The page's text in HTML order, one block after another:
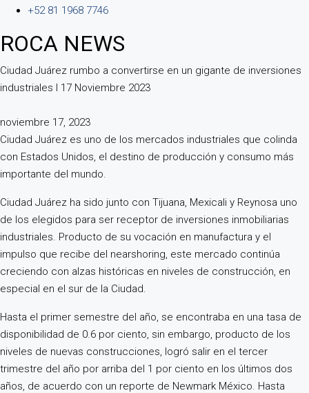
+52 81 1968 7746
ROCA NEWS
Ciudad Juárez rumbo a convertirse en un gigante de inversiones
industriales I 17 Noviembre 2023
noviembre 17, 2023
Ciudad Juárez es uno de los mercados industriales que colinda
con Estados Unidos, el destino de producción y consumo más
importante del mundo.
Ciudad Juárez ha sido junto con Tijuana, Mexicali y Reynosa uno
de los elegidos para ser receptor de inversiones inmobiliarias
industriales. Producto de su vocación en manufactura y el
impulso que recibe del nearshoring, este mercado continúa
creciendo con alzas históricas en niveles de construcción, en
especial en el sur de la Ciudad.
Hasta el primer semestre del año, se encontraba en una tasa de
disponibilidad de 0.6 por ciento, sin embargo, producto de los
niveles de nuevas construcciones, logró salir en el tercer
trimestre del año por arriba del 1 por ciento en los últimos dos
años, de acuerdo con un reporte de Newmark México. Hasta